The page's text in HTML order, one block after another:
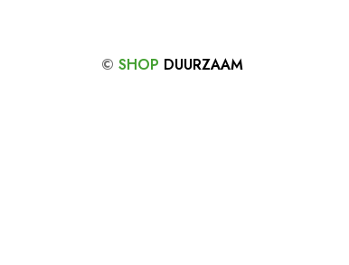
© SHOP DUURZAAM